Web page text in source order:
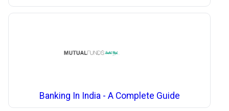
Banking In India - A Complete Guide